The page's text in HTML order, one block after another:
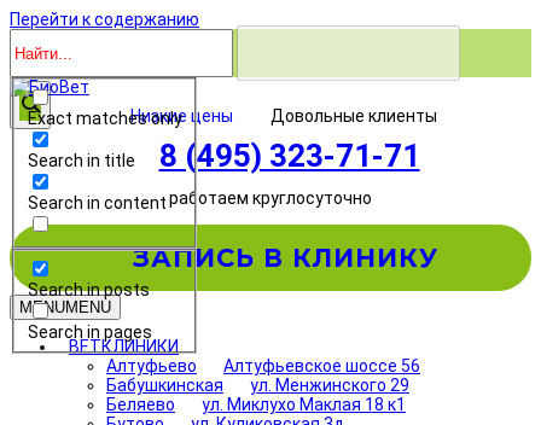
Перейти к содержанию
Exact matches only
Search in title
Search in content
Search in posts
Search in pages
Низкие цены Довольные клиенты
8 (495) 323-71-71
работаем круглосуточно
ЗАПИСЬ В КЛИНИКУ
MENUMENU
ВЕТКЛИНИКИ
Алтуфьево
Алтуфьевское шоссе 56
Бабушкинская
ул. Менжинского 29
Беляево
ул. Миклухо Маклая 18 к1